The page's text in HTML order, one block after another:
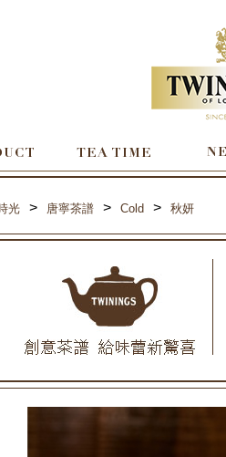
光 > 唐寧茶譜 > Cold > 秋妍